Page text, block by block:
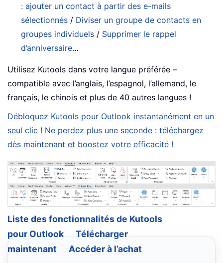
: ajouter un contact à partir des e-mails
sélectionnés / Diviser un groupe de contacts en
groupes individuels / Supprimer le rappel
d’anniversaire…
Utilisez Kutools dans votre langue préférée –
compatible avec l’anglais, l’espagnol, l’allemand, le
français, le chinois et plus de 40 autres langues !
Débloquez Kutools pour Outlook instantanément en un
seul clic ! Ne perdez plus une seconde : téléchargez
dès maintenant et boostez votre efficacité !
Liste des fonctionnalités de Kutools
pour Outlook
Télécharger
maintenant
Accéder à l’achat